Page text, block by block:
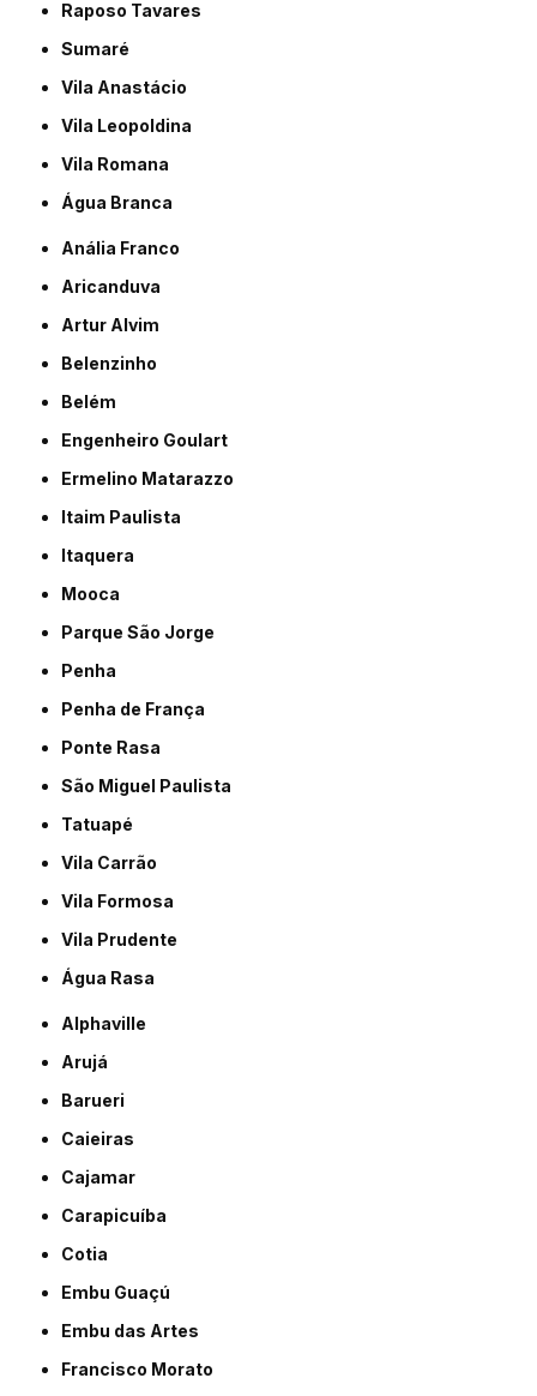
Raposo Tavares
Sumaré
Vila Anastácio
Vila Leopoldina
Vila Romana
Água Branca
Anália Franco
Aricanduva
Artur Alvim
Belenzinho
Belém
Engenheiro Goulart
Ermelino Matarazzo
Itaim Paulista
Itaquera
Mooca
Parque São Jorge
Penha
Penha de França
Ponte Rasa
São Miguel Paulista
Tatuapé
Vila Carrão
Vila Formosa
Vila Prudente
Água Rasa
Alphaville
Arujá
Barueri
Caieiras
Cajamar
Carapicuíba
Cotia
Embu Guaçú
Embu das Artes
Francisco Morato